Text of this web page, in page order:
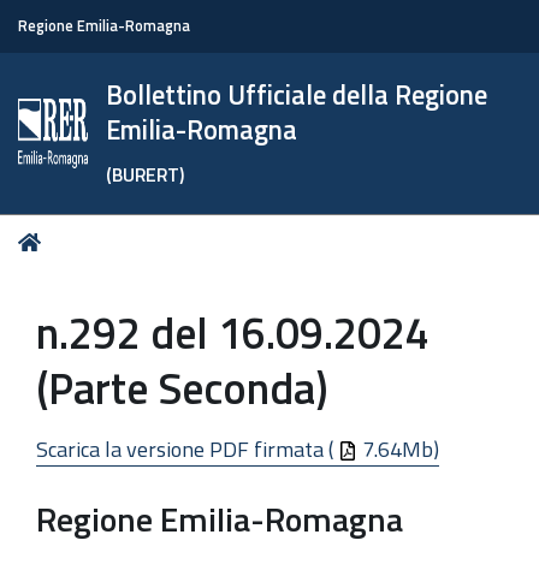
Regione Emilia-Romagna
Bollettino Ufficiale della Regione
Emilia-Romagna
(BURERT)
Tu
n.292 del 16.09.2024
(Parte Seconda)
Scarica la versione PDF firmata ( 7.64Mb)
Regione Emilia-Romagna